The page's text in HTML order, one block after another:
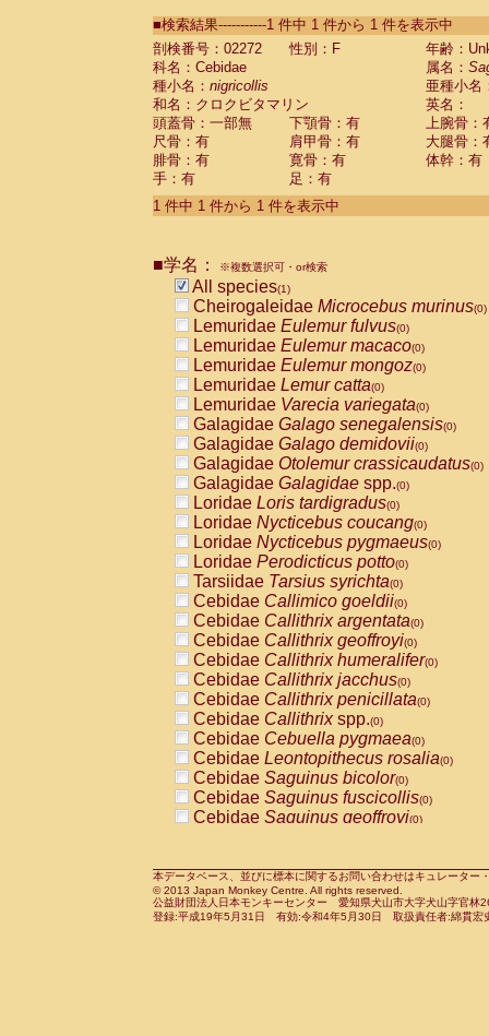
CebidaeSaguinus labiatus(0)
Cebidae Saguinus leucopus (0)
Cebidae
CebidaeSaguinus mystax
CebidaeSaguinus nigricollis (1)
Cebidae Saguinus oedipus
Cebidae Saguinus weddelli
Cebidae Saguinusspp.
Cebidae Aotus trivirgatus
Cebidae Cebus albifrons
CebidaeCebus nigrivittatus
CebidaeCebus
CebidaeSaimiri boliviensis(0)
CebidaeSaimiri sciureus(0)
AtelidaeAlouatta caraya(0)
AtelidaeAlouatta fusca(0)
AtelidaeAlouatta seniculus
AtelidaeAlouattaspp.(0)
AtelidaeAteles belzebuth(0)
AtelidaeAteles geoffroyi(0)
AtelidaeAteles paniscus(0)
AtelidaeAtelesspp.(0)
Atelidae Lagothrix lagothricha
AtelidaeLagothrix lagothricha cana
PitheciidaeCacajao calvus
PitheciidaeCallicebus cupreus
PitheciidaeCallicebus donacophilus
PitheciidaeCallicebus moloch
PitheciidaeCallicebus torquatus
PitheciidaeCallicebusspp.(0)
PitheciidaeChiropotes satanas(0)
PitheciidaePithecia monachus
PitheciidaePithecia pithecia(0)
CercopithecidaeCercocebus agilis
CercopithecidaeCercocebus
CercopithecidaeCercocebus
CercopithecidaeCercocebus
CercopithecidaeCercocebus
CercopithecidaeCercocebushybrid
CercopithecidaePapio anubis(0)
CercopithecidaePapio cynocephalus
CercopithecidaePapio hamadryas(0)
■検索結果-----------1 件中 1 件から 1 件を表示中
剖検番号：02272
性別：F
年齢：
科名：Cebidae
属名：
種小名： nigricollis
亜種小名
和名：クロクビタマリン
英名：
頭蓋骨：一部無
下顎骨：有
上腕骨：
尺骨：有
肩甲骨：有
大腿骨：
腓骨：有
寛骨：有
体幹：有
手：有
足：有
1 件中 1 件から 1 件を表示中
■学名： ※複数選択可・or検索
All species(1)
Cheirogaleidae Microcebus murinus(0)
Lemuridae Eulemur fulvus(0)
Lemuridae Eulemur macaco(0)
Lemuridae Eulemur mongoz(0)
Lemuridae Lemur catta(0)
Lemuridae Varecia variegata(0)
Galagidae Galago senegalensis(0)
Galagidae Galago demidovii(0)
Galagidae Otolemur crassicaudatus(0)
Galagidae Galagidae spp.(0)
Loridae Loris tardigradus(0)
Loridae Nycticebus coucang(0)
Loridae Nycticebus pygmaeus(0)
Loridae Perodicticus potto(0)
Tarsiidae Tarsius syrichta(0)
Cebidae Callimico goeldii(0)
Cebidae Callithrix argentata(0)
Cebidae Callithrix geoffroyi(0)
Cebidae Callithrix humeralifer(0)
Cebidae Callithrix jacchus(0)
Cebidae Callithrix penicillata(0)
Cebidae Callithrixspp.(0)
Cebidae Cebuella pygmaea(0)
Cebidae Leontopithecus rosalia(0)
Cebidae Saguinus bicolor(0)
Cebidae Saguinus fuscicollis(0)
Cebidae Saguinus geoffroyi(0)
CebidaeSaguinus leucopus(0)
CebidaeSaguinus midas(0)
Cebidae Saguinus mystax(0)
本データベース、並びに標本に関するお問い合わせはキュレータ
© 2013 Japan Monkey Centre. All rights reserved.
公益財団法人日本モンキーセンター 愛知県犬山市大字犬山字官
登録:平成19年5月31日 有効:令和4年5月30日 取扱責任者:綿貫宏